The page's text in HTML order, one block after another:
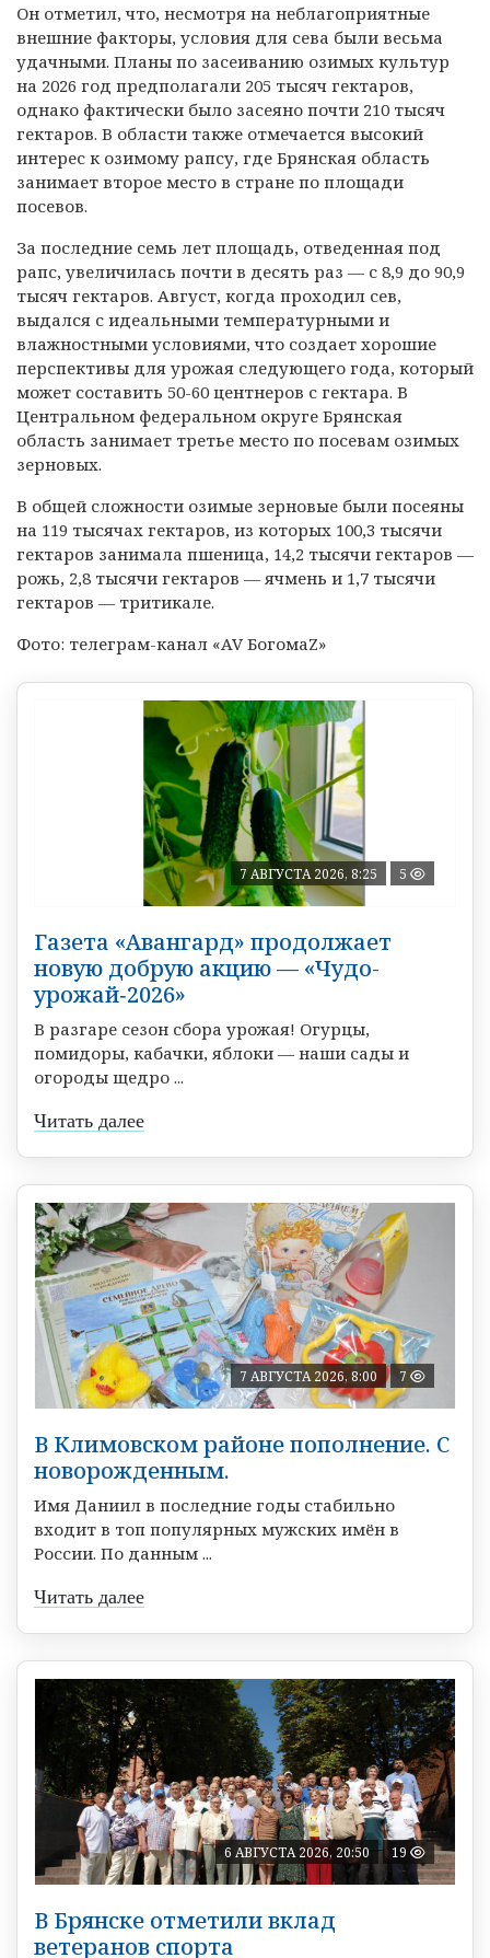
Он отметил, что, несмотря на неблагоприятные
внешние факторы, условия для сева были весьма
удачными. Планы по засеиванию озимых культур
на 2026 год предполагали 205 тысяч гектаров,
однако фактически было засеяно почти 210 тысяч
гектаров. В области также отмечается высокий
интерес к озимому рапсу, где Брянская область
занимает второе место в стране по площади
посевов.
За последние семь лет площадь, отведенная под
рапс, увеличилась почти в десять раз — с 8,9 до 90,9
тысяч гектаров. Август, когда проходил сев,
выдался с идеальными температурными и
влажностными условиями, что создает хорошие
перспективы для урожая следующего года, который
может составить 50-60 центнеров с гектара. В
Центральном федеральном округе Брянская
область занимает третье место по посевам озимых
зерновых.
В общей сложности озимые зерновые были посеяны
на 119 тысячах гектаров, из которых 100,3 тысячи
гектаров занимала пшеница, 14,2 тысячи гектаров —
рожь, 2,8 тысячи гектаров — ячмень и 1,7 тысячи
гектаров — тритикале.
Фото: телеграм-канал «AV БогомаZ»
7 АВГУСТА 2026, 8:25 5
Газета «Авангард» продолжает
новую добрую акцию — «Чудо-
урожай‑2026»
В разгаре сезон сбора урожая! Огурцы,
помидоры, кабачки, яблоки — наши сады и
огороды щедро ...
Читать далее
7 АВГУСТА 2026, 8:00 7
В Климовском районе пополнение. С
новорожденным.
Имя Даниил в последние годы стабильно
входит в топ популярных мужских имён в
России. По данным ...
Читать далее
6 АВГУСТА 2026, 20:50 19
В Брянске отметили вклад
ветеранов спорта